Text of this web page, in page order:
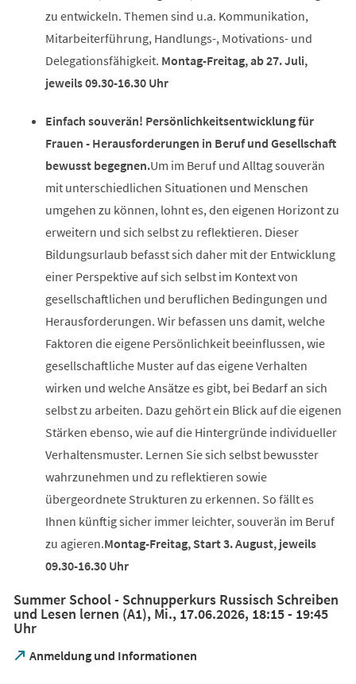
zu entwickeln. Themen sind u.a. Kommunikation,
Mitarbeiterführung, Handlungs-, Motivations- und
Delegationsfähigkeit. Montag-Freitag, ab 27. Juli,
jeweils 09.30-16.30 Uhr
Einfach souverän! Persönlichkeitsentwicklung für
Frauen - Herausforderungen in Beruf und Gesellschaft
bewusst begegnen.Um im Beruf und Alltag souverän
mit unterschiedlichen Situationen und Menschen
umgehen zu können, lohnt es, den eigenen Horizont zu
erweitern und sich selbst zu reflektieren. Dieser
Bildungsurlaub befasst sich daher mit der Entwicklung
einer Perspektive auf sich selbst im Kontext von
gesellschaftlichen und beruflichen Bedingungen und
Herausforderungen. Wir befassen uns damit, welche
Faktoren die eigene Persönlichkeit beeinflussen, wie
gesellschaftliche Muster auf das eigene Verhalten
wirken und welche Ansätze es gibt, bei Bedarf an sich
selbst zu arbeiten. Dazu gehört ein Blick auf die eigenen
Stärken ebenso, wie auf die Hintergründe individueller
Verhaltensmuster. Lernen Sie sich selbst bewusster
wahrzunehmen und zu reflektieren sowie
übergeordnete Strukturen zu erkennen. So fällt es
Ihnen künftig sicher immer leichter, souverän im Beruf
zu agieren.Montag-Freitag, Start 3. August, jeweils
09.30-16.30 Uhr
Summer School - Schnupperkurs Russisch Schreiben
und Lesen lernen (A1), Mi., 17.06.2026, 18:15 - 19:45
Uhr
Anmeldung und Informationen
(Öffnet